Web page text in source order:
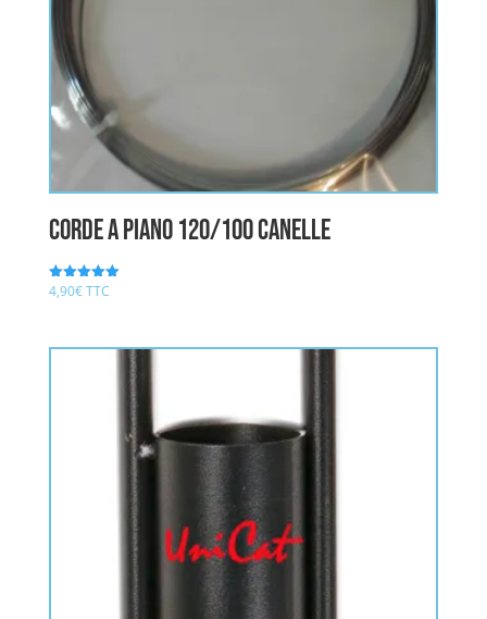
CORDE A PIANO 120/100 CANELLE
Note
4,90€TTC